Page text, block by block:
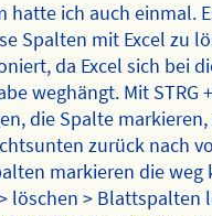
hatte ich auch einmal.
Spalten mit Excel zu
da Excel sich bei
weghängt. Mit STRG
die Spalte
zurück nach
markieren die weg
löschen > Blattspalten